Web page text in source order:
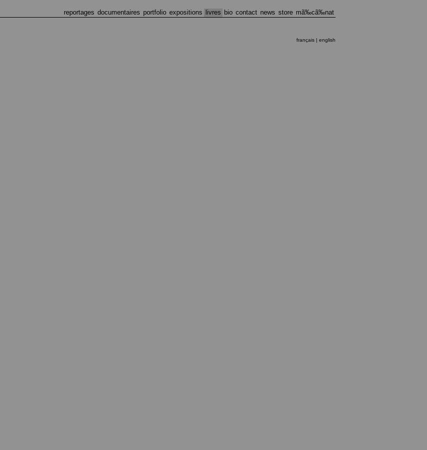
reportages documentaires portfolio expositions livres bio contact news store mã‰cã‰nat
français | english